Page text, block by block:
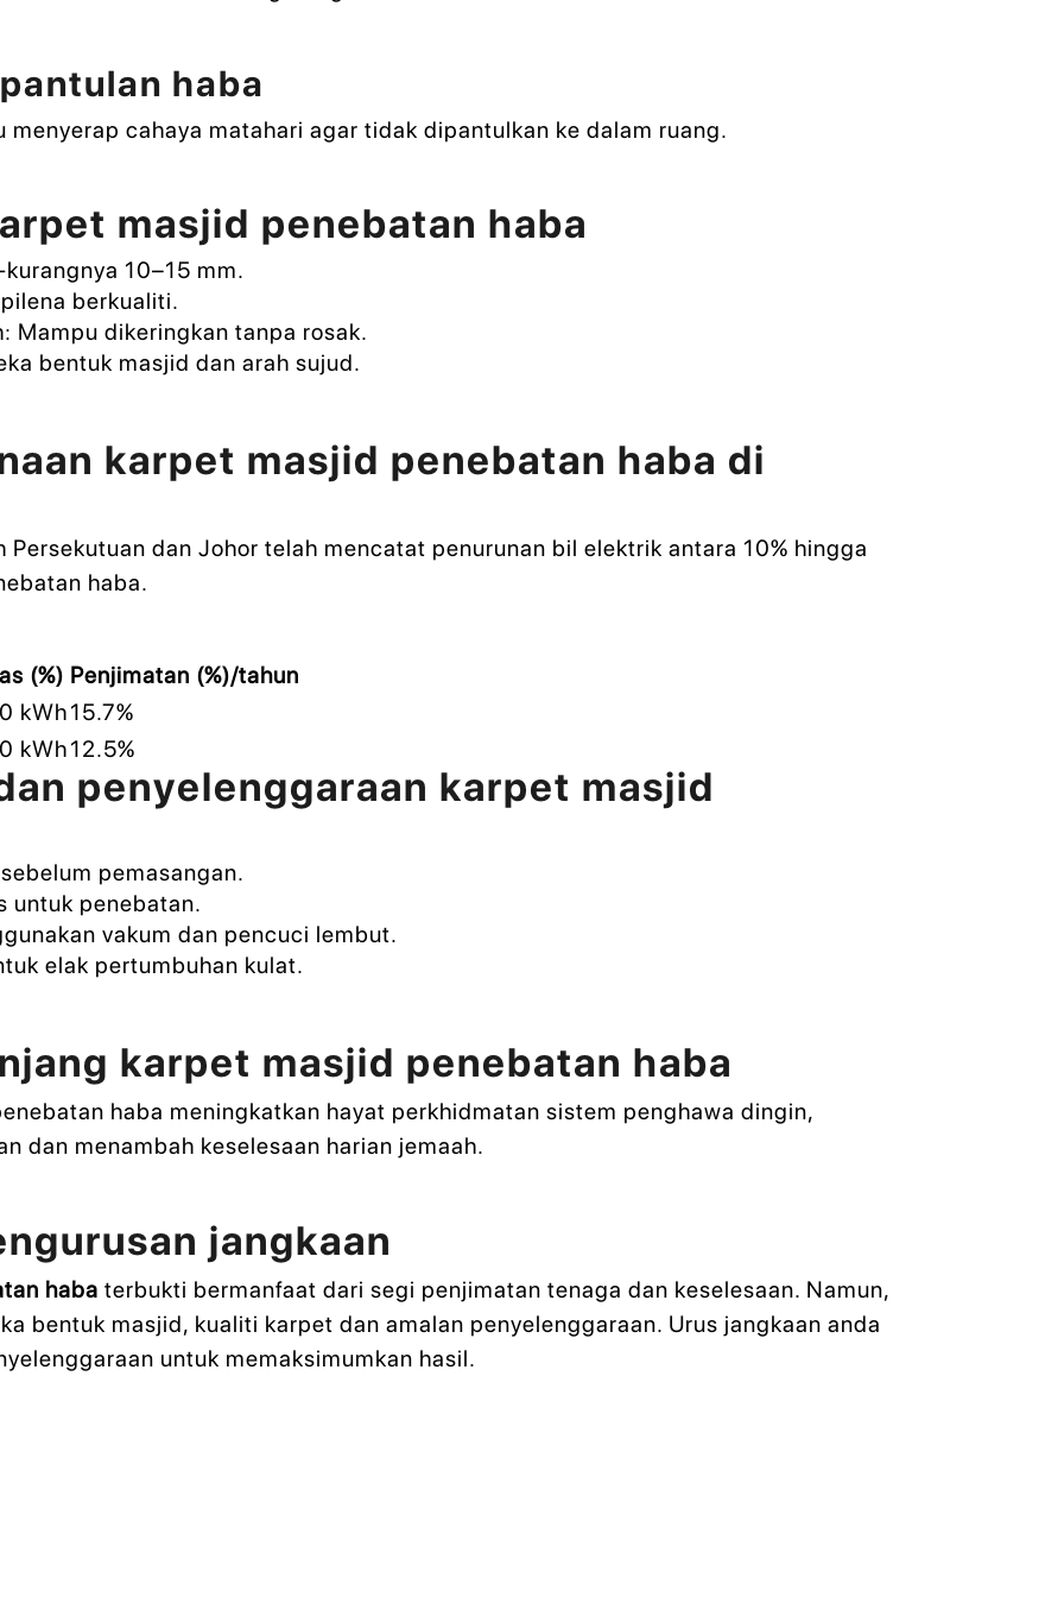
haba
cahaya matahari agar tidak dipantulkan ke dalam ruang.
masjid penebatan haba
10–15 mm.
berkualiti.
Mampu dikeringkan tanpa rosak.
bentuk masjid dan arah sujud.
karpet masjid penebatan haba di
dan Johor telah mencatat penurunan bil elektrik antara 10% hingga
haba.
(%) Penjimatan (%)/tahun
kWh15.7%
kWh12.5%
penyelenggaraan karpet masjid
pemasangan.
untuk penebatan.
vakum dan pencuci lembut.
elak pertumbuhan kulat.
karpet masjid penebatan haba
haba meningkatkan hayat perkhidmatan sistem penghawa dingin,
dan menambah keselesaan harian jemaah.
jangkaan
haba terbukti bermanfaat dari segi penjimatan tenaga dan keselesaan. Namun,
bentuk masjid, kualiti karpet dan amalan penyelenggaraan. Urus jangkaan anda
untuk memaksimumkan hasil.